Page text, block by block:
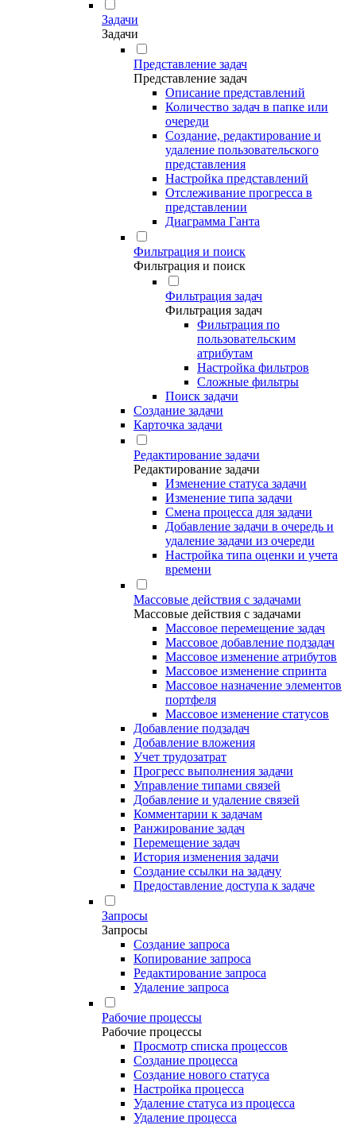
Задачи
Задачи
Представление задач
Представление задач
Описание представлений
Количество задач в папке или
очереди
Создание, редактирование и
удаление пользовательского
представления
Настройка представлений
Отслеживание прогресса в
представлении
Диаграмма Ганта
Фильтрация и поиск
Фильтрация и поиск
Фильтрация задач
Фильтрация задач
Фильтрация по
пользовательским
атрибутам
Настройка фильтров
Сложные фильтры
Поиск задачи
Создание задачи
Карточка задачи
Редактирование задачи
Редактирование задачи
Изменение статуса задачи
Изменение типа задачи
Смена процесса для задачи
Добавление задачи в очередь и
удаление задачи из очереди
Настройка типа оценки и учета
времени
Массовые действия с задачами
Массовые действия с задачами
Массовое перемещение задач
Массовое добавление подзадач
Массовое изменение атрибутов
Массовое изменение спринта
Массовое назначение элементов
портфеля
Массовое изменение статусов
Добавление подзадач
Добавление вложения
Учет трудозатрат
Прогресс выполнения задачи
Управление типами связей
Добавление и удаление связей
Комментарии к задачам
Ранжирование задач
Перемещение задач
История изменения задачи
Создание ссылки на задачу
Предоставление доступа к задаче
Запросы
Запросы
Создание запроса
Копирование запроса
Редактирование запроса
Удаление запроса
Рабочие процессы
Рабочие процессы
Просмотр списка процессов
Создание процесса
Создание нового статуса
Настройка процесса
Удаление статуса из процесса
Удаление процесса